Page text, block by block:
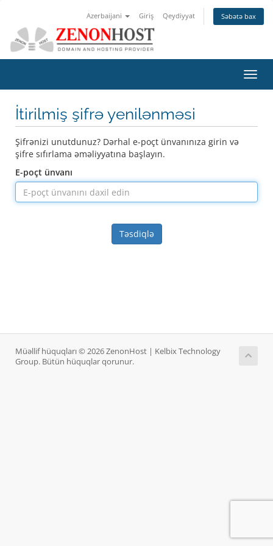
Azerbaijani Giriş Qeydiyyat Səbətə bax
keçid
İtirilmiş şifrə yenilənməsi
Şifrənizi unutdunuz? Dərhal e-poçt ünvanınıza girin və
şifre sıfırlama əməliyyatına başlayın.
E-poçt ünvanı
Təsdiqlə
Müəllif hüquqları © 2026 ZenonHost | Kelbix Technology
Group. Bütün hüquqlar qorunur.